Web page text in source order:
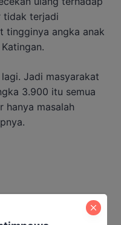
tidak terjadi
tingginya angka anak
Jadi masyarakat
3.900 itu semua
hanya masalah